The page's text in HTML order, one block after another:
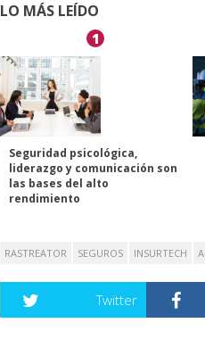
LO MÁS LEÍDO
1
Seguridad psicológica,
liderazgo y comunicación son
las bases del alto
rendimiento
RASTREATOR SEGUROS INSURTECH
Twitter